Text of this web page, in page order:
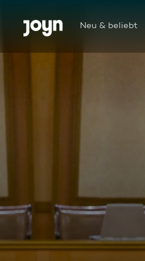
Zum Inhalt springen
Barrierefrei Neu & beliebt